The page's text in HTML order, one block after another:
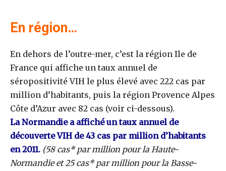
En région…
En dehors de l’outre-mer, c’est la région Ile de
France qui affiche un taux annuel de
séropositivité VIH le plus élevé avec 222 cas par
million d’habitants, puis la région Provence Alpes
Côte d’Azur avec 82 cas (voir ci-dessous).
La Normandie a affiché un taux annuel de
découverte VIH de 43 cas par million d’habitants
en 2011. (58 cas* par million pour la Haute-
Normandie et 25 cas* par million pour la Basse-